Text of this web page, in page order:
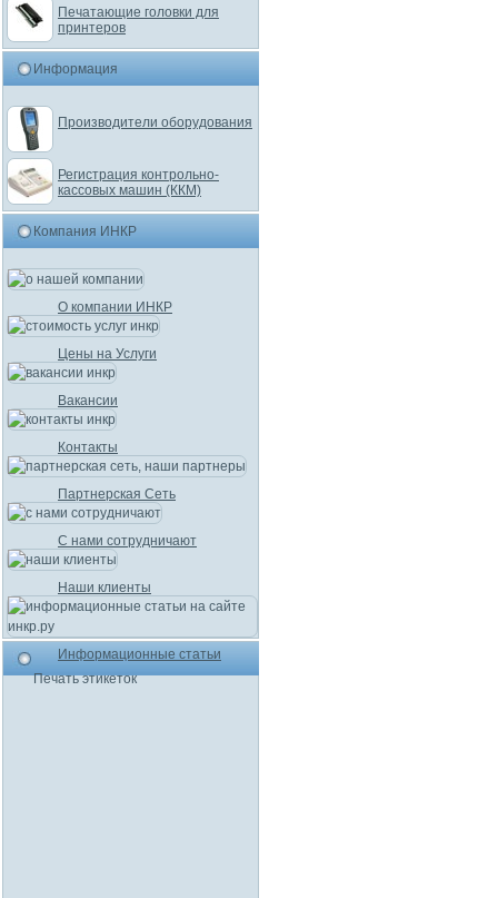
Печатающие головки для
принтеров
Информация
Производители оборудования
Регистрация контрольно-
кассовых машин (ККМ)
Компания ИНКР
О компании ИНКР
Цены на Услуги
Вакансии
Контакты
Партнерская Сеть
С нами сотрудничают
Наши клиенты
Информационные статьи
Печать этикеток